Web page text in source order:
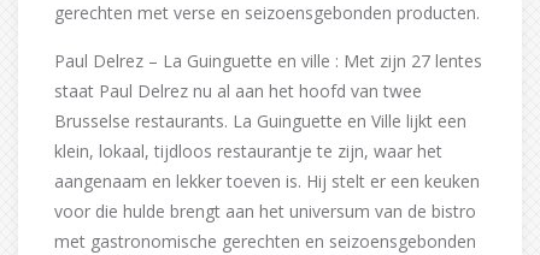
gerechten met verse en seizoensgebonden producten.
Paul Delrez – La Guinguette en ville : Met zijn 27 lentes
staat Paul Delrez nu al aan het hoofd van twee
Brusselse restaurants. La Guinguette en Ville lijkt een
klein, lokaal, tijdloos restaurantje te zijn, waar het
aangenaam en lekker toeven is. Hij stelt er een keuken
voor die hulde brengt aan het universum van de bistro
met gastronomische gerechten en seizoensgebonden